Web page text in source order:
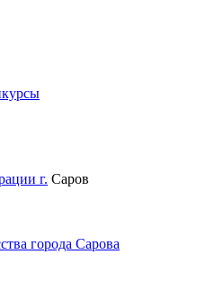
г. Саров
города Сарова